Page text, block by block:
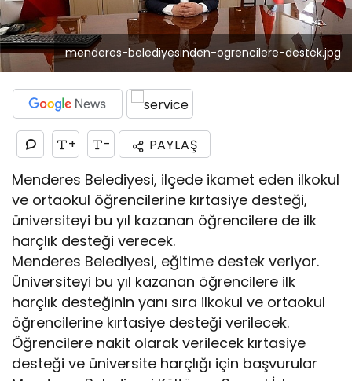
menderes-belediyesinden-ogrencilere-destek.jpg
+ - PAYLAŞ
Menderes Belediyesi, ilçede ikamet eden ilkokul
ve ortaokul öğrencilerine kırtasiye desteği,
üniversiteyi bu yıl kazanan öğrencilere de ilk
harçlık desteği verecek.
Menderes Belediyesi, eğitime destek veriyor.
Üniversiteyi bu yıl kazanan öğrencilere ilk
harçlık desteğinin yanı sıra ilkokul ve ortaokul
öğrencilerine kırtasiye desteği verilecek.
Öğrencilere nakit olarak verilecek kırtasiye
desteği ve üniversite harçlığı için başvurular